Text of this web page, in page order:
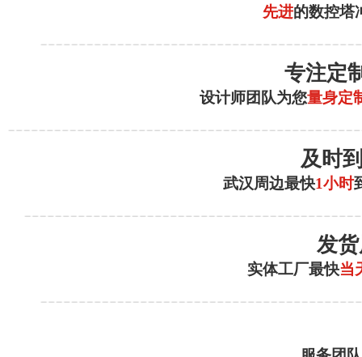
先进的数控塔
专注定
设计师团队为您量身定
及时
武汉周边最快1小时
发
实体工厂最快当